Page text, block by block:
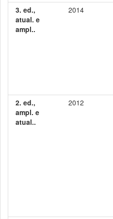
3. ed.,
atual. e
ampl..
2014
2. ed.,
ampl. e
atual..
2012